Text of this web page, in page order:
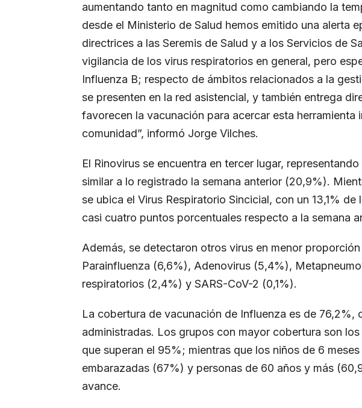
aumentando tanto en magnitud como cambiando la
desde el Ministerio de Salud hemos emitido una alerta
directrices a las Seremis de Salud y a los Servicios de
vigilancia de los virus respiratorios en general, pero
Influenza B; respecto de ámbitos relacionados a la
se presenten en la red asistencial, y también entrega
favorecen la vacunación para acercar esta herramienta
comunidad”, informó Jorge Vilches.
El Rinovirus se encuentra en tercer lugar,
similar a lo registrado la semana anterior (20,9%).
se ubica el Virus Respiratorio Sincicial, con un 13,1% de
casi cuatro puntos porcentuales respecto a la semana
Además, se detectaron otros virus en menor
Parainfluenza (6,6%), Adenovirus (5,4%),
respiratorios (2,4%) y SARS-CoV-2 (0,1%).
La cobertura de vacunación de Influenza es de 76,2%,
administradas. Los grupos con mayor cobertura son
que superan el 95%; mientras que los niños de 6 meses
embarazadas (67%) y personas de 60 años y más
avance.